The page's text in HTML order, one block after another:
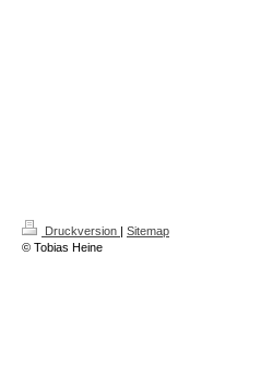
Druckversion | Sitemap
© Tobias Heine